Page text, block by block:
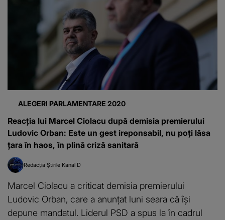
ALEGERI PARLAMENTARE 2020
Reacția lui Marcel Ciolacu după demisia premierului
Ludovic Orban: Este un gest ireponsabil, nu poți lăsa
țara în haos, în plină criză sanitară
Redacția Știrile Kanal D
Marcel Ciolacu a criticat demisia premierului
Ludovic Orban, care a anunțat luni seara că își
depune mandatul. Liderul PSD a spus la în cadrul